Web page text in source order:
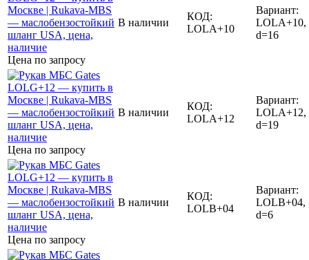
Цена по запросу
В наличии
КОД:
LOLA+10
Вариант:
LOLA+10,
d=16
Цена по запросу
В наличии
КОД:
LOLA+12
Вариант:
LOLA+12,
d=19
Цена по запросу
В наличии
КОД:
LOLB+04
Вариант:
LOLB+04,
d=6